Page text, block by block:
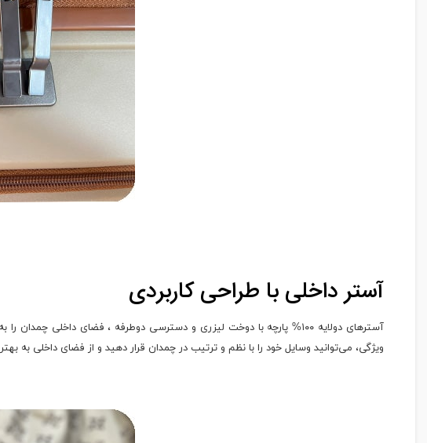
آستر داخلی با طراحی کاربردی
آسترهای دولایه ۱۰۰% پارچه با دوخت لیزری و دسترسی دوطرفه ، فضای
ویژگی، می‌توانید وسایل خود را با نظم و ترتیب در چمدان قرار دهید و از فضای داخلی